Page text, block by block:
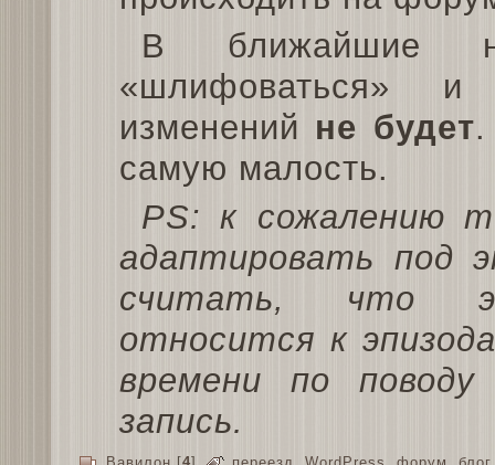
В ближайшие
«шлифоваться»
изменений не будет.
самую малость.
PS: к сожалению
адаптировать под
считать, что
относится к
времени по поводу
запись.